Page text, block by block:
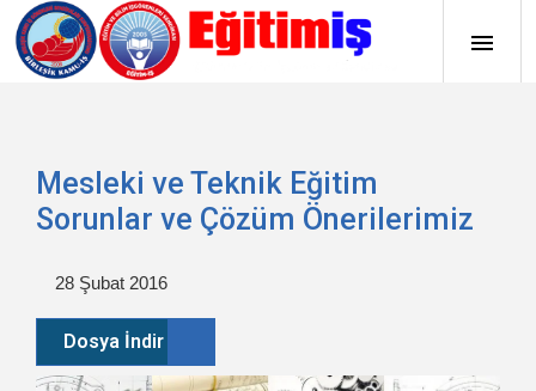
Mesleki ve Teknik Eğitim
Sorunlar ve Çözüm Önerilerimiz
28 Şubat 2016
Dosya İndir